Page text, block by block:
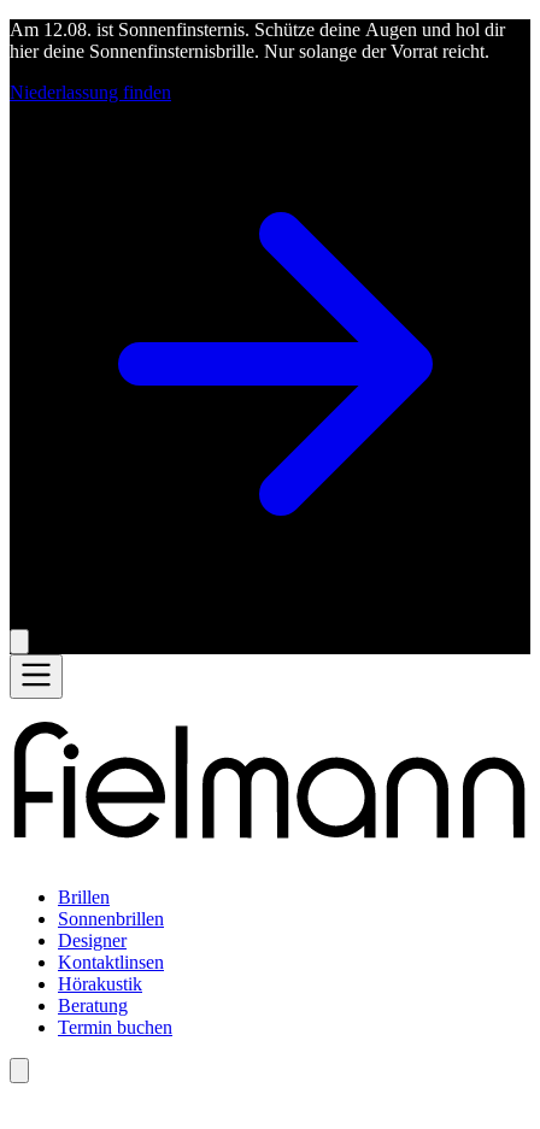
Am 12.08. ist Sonnenfinsternis. Schütze deine Augen und hol dir
hier deine Sonnenfinsternisbrille. Nur solange der Vorrat reicht.
Niederlassung finden
Brillen
Sonnenbrillen
Designer
Kontaktlinsen
Hörakustik
Beratung
Termin buchen